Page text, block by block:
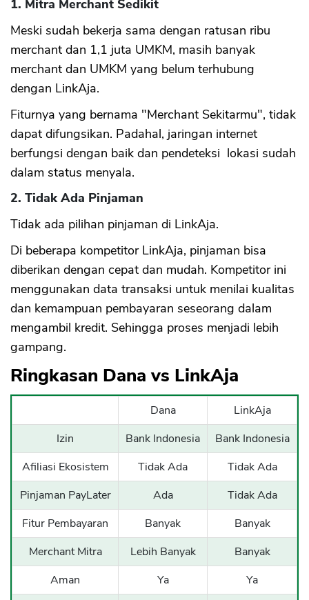
1. Mitra Merchant Sedikit
Meski sudah bekerja sama dengan ratusan ribu
merchant dan 1,1 juta UMKM, masih banyak
merchant dan UMKM yang belum terhubung
dengan LinkAja.
Fiturnya yang bernama "Merchant Sekitarmu", tidak
dapat difungsikan. Padahal, jaringan internet
berfungsi dengan baik dan pendeteksi lokasi sudah
dalam status menyala.
2. Tidak Ada Pinjaman
Tidak ada pilihan pinjaman di LinkAja.
Di beberapa kompetitor LinkAja, pinjaman bisa
diberikan dengan cepat dan mudah. Kompetitor ini
menggunakan data transaksi untuk menilai kualitas
dan kemampuan pembayaran seseorang dalam
mengambil kredit. Sehingga proses menjadi lebih
gampang.
Ringkasan Dana vs LinkAja
Dana
LinkAja
Izin
Bank Indonesia
Bank Indonesia
Afiliasi Ekosistem
Tidak Ada
Tidak Ada
Pinjaman PayLater
Ada
Tidak Ada
Fitur Pembayaran
Banyak
Banyak
Merchant Mitra
Lebih Banyak
Banyak
Aman
Ya
Ya